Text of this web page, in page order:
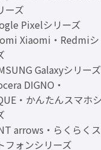
ーズ
Pixelシリーズ
Xiaomi・Redmiシ
Galaxyシリーズ
DIGNO・
・かんたんスマホ
arrows・らくらくス
フォンシリーズ